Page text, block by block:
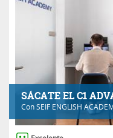
SÁCATE EL C1
ConSEIF ENGLISH